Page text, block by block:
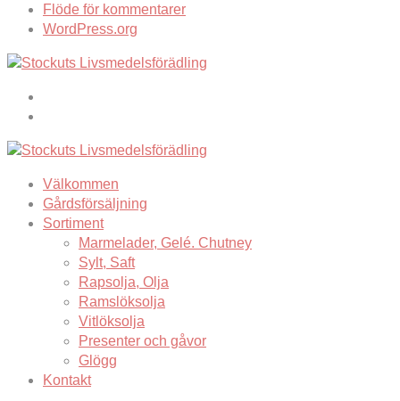
Flöde för kommentarer
WordPress.org
Välkommen
Gårdsförsäljning
Sortiment
Marmelader, Gelé. Chutney
Sylt, Saft
Rapsolja, Olja
Ramslöksolja
Vitlöksolja
Presenter och gåvor
Glögg
Kontakt